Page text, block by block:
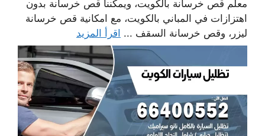
معلم قص خرسانة بالكويت، ويمكننا قص خرسانة بدون
اهتزازات في المباني بالكويت، مع امكانية قص خرسانة
ليزر، وقص خرسانة السقف ... اقرأ المزيد